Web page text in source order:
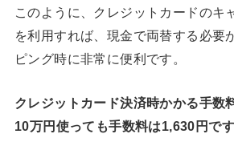
このように、クレジットカードのキ
を利用すれば、現金で両替する必要
ピング時に非常に便利です。
クレジットカード決済時かかる手数
10万円使っても手数料は1,630円です